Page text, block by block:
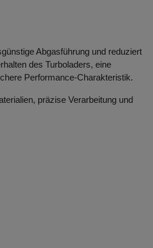
Abgasführung und reduziert
des Turboladers, eine
Performance-Charakteristik.
präzise Verarbeitung und